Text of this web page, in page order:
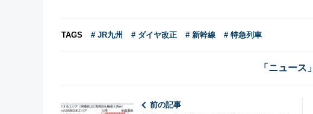
TAGS # JR九州 # ダイヤ改正 # 新幹線 # 特急列車
「ニュース
前の記事